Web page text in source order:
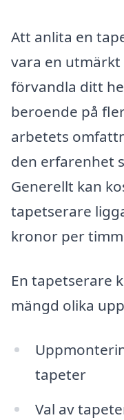
Att anlita en
vara en
förvandla ditt
beroende på
arbetets
den erfarenhet
Generellt kan
tapetserare
kronor per
En tapetserare
mängd olika
tapeter
Val av